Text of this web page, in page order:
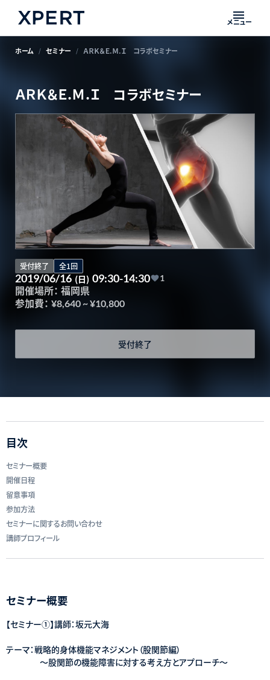
メニュー
ホーム セミナー ＡＲＫ＆Ｅ.Ｍ.Ｉ コラボセミナー
ＡＲＫ＆Ｅ.Ｍ.Ｉ コラボセミナー
受付終了 全1回
2019/06/16 (日) 09:30-14:30 1
開催場所： 福岡県
参加費： ¥8,640~¥10,800
受付終了
目次
セミナー概要
開催日程
留意事項
参加方法
セミナーに関するお問い合わせ
講師プロフィール
セミナー概要
【セミナー①】講師：坂元大海
テーマ：戦略的身体機能マネジメント（股関節編）
～股関節の機能障害に対する考え方とアプローチ～